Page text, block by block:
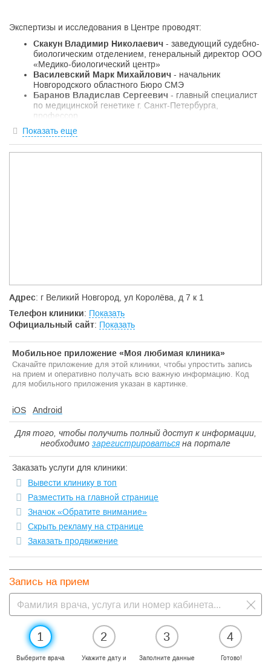
Экспертизы и исследования в Центре проводят:
Скакун Владимир Николаевич - заведующий судебно-
биологическим отделением, генеральный директор ООО
«Медико-биологический центр»
Василевский Марк Михайлович - начальник
Новгородского областного Бюро СМЭ
Баранов Владислав Сергеевич - главный специалист
по медицинской генетике г. Санкт-Петербурга,
профессор
НИИАГ им. Д.О. Отта
Показать еще
Адрес: г Великий Новгород, ул Королёва, д 7 к 1
Телефон клиники: Показать
Официальный сайт: Показать
Мобильное приложение «Моя любимая клиника»
Скачайте приложение для этой клиники, чтобы упростить запись
на прием и оперативно получать всю важную информацию. Код
для мобильного приложения указан в картинке.
iOS Android
Для того, чтобы получить полный доступ к информации,
необходимо зарегистрироватьсяна портале
Заказать услуги для клиники:
Вывести клинику в топ
Разместить на главной странице
Значок «Обратите внимание»
Скрыть рекламу на странице
Заказать продвижение
Запись на прием
1
Выберите врача
2
Укажите дату и
3
Заполните данные
4
Готово!